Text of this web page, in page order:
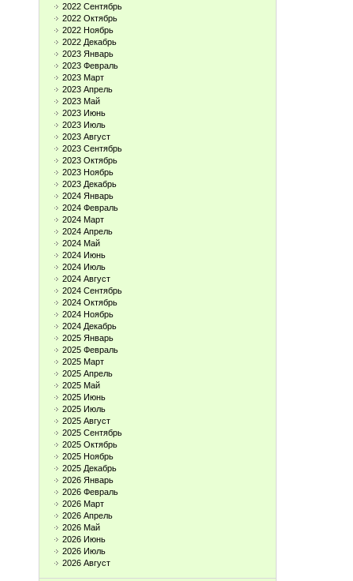
2022 Сентябрь
2022 Октябрь
2022 Ноябрь
2022 Декабрь
2023 Январь
2023 Февраль
2023 Март
2023 Апрель
2023 Май
2023 Июнь
2023 Июль
2023 Август
2023 Сентябрь
2023 Октябрь
2023 Ноябрь
2023 Декабрь
2024 Январь
2024 Февраль
2024 Март
2024 Апрель
2024 Май
2024 Июнь
2024 Июль
2024 Август
2024 Сентябрь
2024 Октябрь
2024 Ноябрь
2024 Декабрь
2025 Январь
2025 Февраль
2025 Март
2025 Апрель
2025 Май
2025 Июнь
2025 Июль
2025 Август
2025 Сентябрь
2025 Октябрь
2025 Ноябрь
2025 Декабрь
2026 Январь
2026 Февраль
2026 Март
2026 Апрель
2026 Май
2026 Июнь
2026 Июль
2026 Август